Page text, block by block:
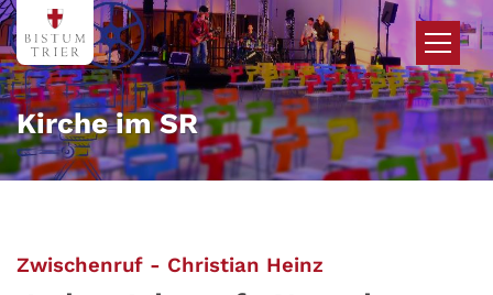
Zum Inhalt springen
Kirche im SR
Zwischenruf - Christian Heinz